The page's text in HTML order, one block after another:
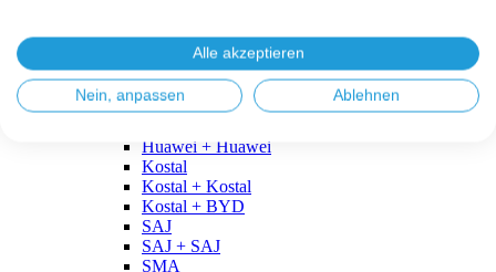
Fronius + BYD
GoodWe
GoodWe + GoodWe
GoodWe + BYD
Huawei + Huawei
Kostal
Kostal + Kostal
Kostal + BYD
SAJ
SAJ + SAJ
SMA
Alle akzeptieren
Nein, anpassen Ablehnen